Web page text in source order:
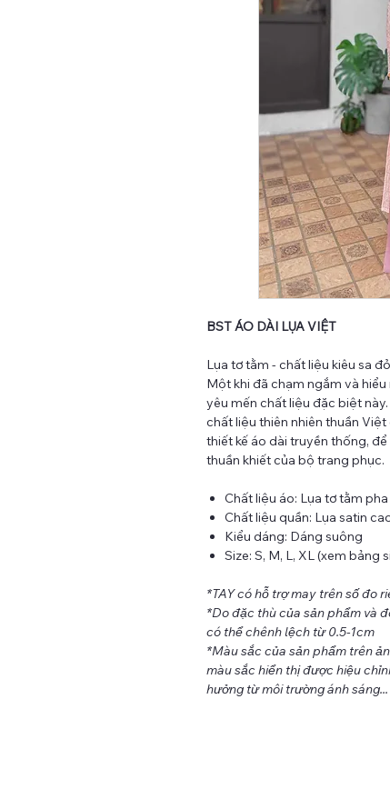
BST ÁO DÀI LỤA VIỆT
Lụa tơ tằm - chất liệu kiêu sa
Một khi đã chạm ngắm và
yêu mến chất liệu đặc biệt
chất liệu thiên nhiên thuần
thiết kế áo dài truyền thống,
thuần khiết của bộ trang phục.
Chất liệu áo: Lụa tơ tằm
Chất liệu quần: Lụa satin
Kiểu dáng: Dáng suông
Size: S, M, L, XL (xem
*TAY có hỗ trợ may trên số đo
*Do đặc thù của sản phẩm và
có thể chênh lệch từ 0.5-1cm
*Màu sắc của sản phẩm trên
màu sắc hiển thị được hiệu
hưởng từ môi trường ánh sáng...